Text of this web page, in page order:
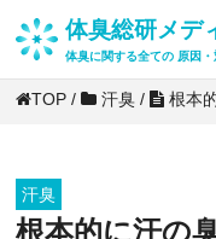
体臭総研メデ
体臭に関する全ての 原因
TOP / 汗臭 / 根本
汗臭
根本的に汗の